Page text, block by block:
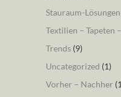
Stauraum-Lösungen
Textilien – Tapeten
Trends(9)
Uncategorized (1)
Vorher – Nachher